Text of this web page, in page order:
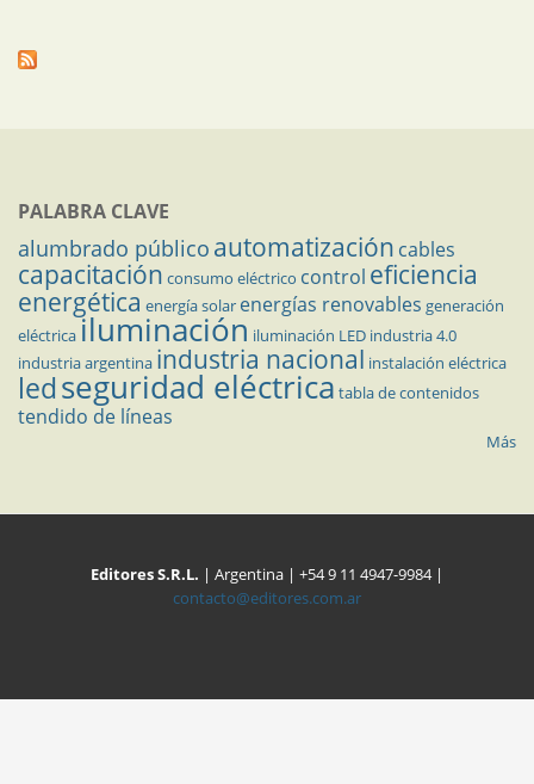
PALABRA CLAVE
alumbrado público automatización cables
capacitación consumo eléctrico control eficiencia
energética energía solar energías renovables generación
eléctricailuminación iluminación LED industria 4.0
industria argentina industria nacional instalación eléctrica
ledseguridad eléctrica tabla de contenidos
tendido de líneas
Más
Editores S.R.L. | Argentina | +54 9 11 4947-9984 |
contacto@editores.com.ar